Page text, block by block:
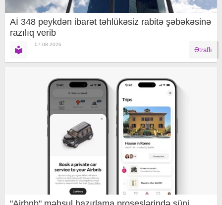
Aİ 348 peykdən ibarət təhlükəsiz rabitə şəbəkəsinə
razılıq verib
07.08.2026
Ətraflı